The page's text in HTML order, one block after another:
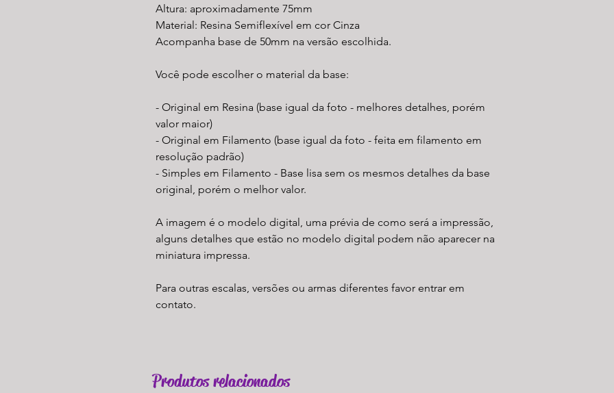
Altura: aproximadamente 75mm
Material: Resina Semiflexível em cor Cinza
Acompanha base de 50mm na versão escolhida.
Você pode escolher o material da base:
- Original em Resina (base igual da foto - melhores detalhes, porém
valor maior)
- Original em Filamento (base igual da foto - feita em filamento em
resolução padrão)
- Simples em Filamento - Base lisa sem os mesmos detalhes da base
original, porém o melhor valor.
A imagem é o modelo digital, uma prévia de como será a impressão,
alguns detalhes que estão no modelo digital podem não aparecer na
miniatura impressa.
Para outras escalas, versões ou armas diferentes favor entrar em
contato.
Produtos relacionados